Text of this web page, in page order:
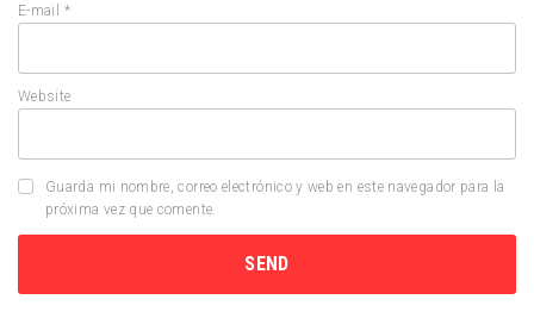
E-mail *
Website
Guarda mi nombre, correo electrónico y web en este navegador para la
próxima vez que comente.